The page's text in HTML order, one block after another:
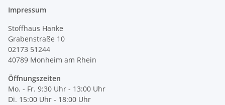
Impressum
Stoffhaus Hanke
Grabenstraße 10
02173 51244
40789 Monheim am Rhein
Öffnungszeiten
Mo. - Fr. 9:30 Uhr - 13:00 Uhr
Di. 15:00 Uhr - 18:00 Uhr